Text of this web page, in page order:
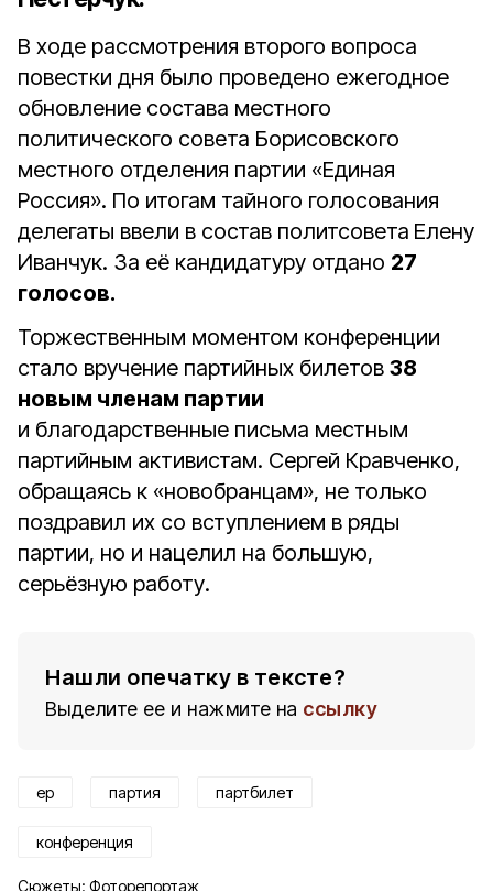
В ходе рассмотрения второго вопроса
повестки дня было проведено ежегодное
обновление состава местного
политического совета Борисовского
местного отделения партии «Единая
Россия». По итогам тайного голосования
делегаты ввели в состав политсовета Елену
Иванчук. За её кандидатуру отдано 27
голосов.
Торжественным моментом конференции
стало вручение партийных билетов 38
новым членам партии
и благодарственные письма местным
партийным активистам. Сергей Кравченко,
обращаясь к «новобранцам», не только
поздравил их со вступлением в ряды
партии, но и нацелил на большую,
серьёзную работу.
Нашли опечатку в тексте?
Выделите ее и нажмите на ссылку
ер партия партбилет
конференция
Сюжеты: Фоторепортаж